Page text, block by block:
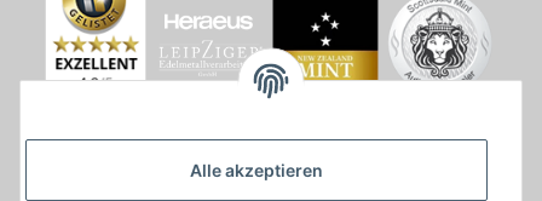
Alle akzeptieren